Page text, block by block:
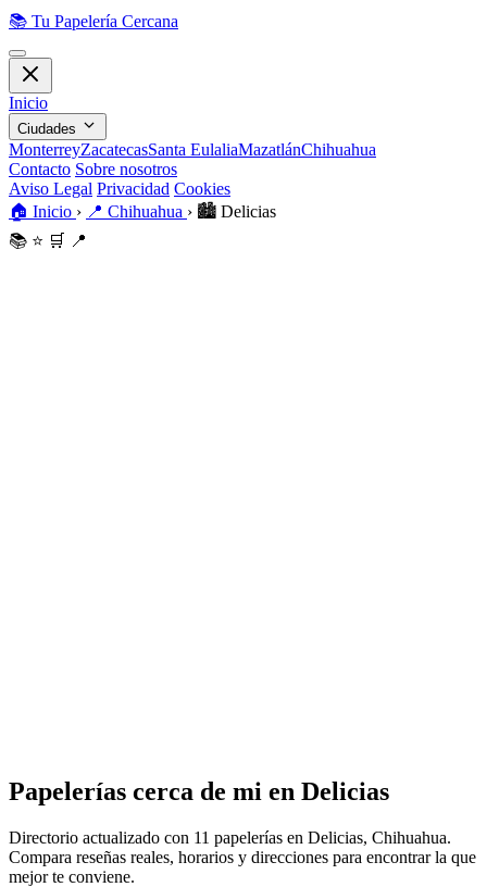
📚 Tu Papelería Cercana
Inicio
Ciudades
MonterreyZacatecasSanta EulaliaMazatlánChihuahua
Contacto Sobre nosotros
Aviso Legal Privacidad Cookies
🏠 Inicio › 📍 Chihuahua › 🏙️ Delicias
📚 ⭐ 🛒 📍
Papelerías cerca de mi en Delicias
Directorio actualizado con 11 papelerías en Delicias, Chihuahua.
Compara reseñas reales, horarios y direcciones para encontrar la que
mejor te conviene.